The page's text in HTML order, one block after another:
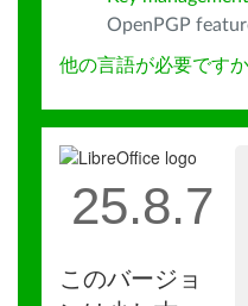
OpenPGP
他の言語が必要ですか
25.8.7
このバージョ